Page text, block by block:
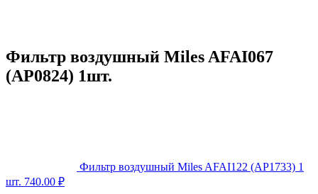
Фильтр воздушный Miles AFAI067
(AP0824) 1шт.
Фильтр воздушный Miles AFAI122 (AP1733) 1
шт. 740.00 ₽